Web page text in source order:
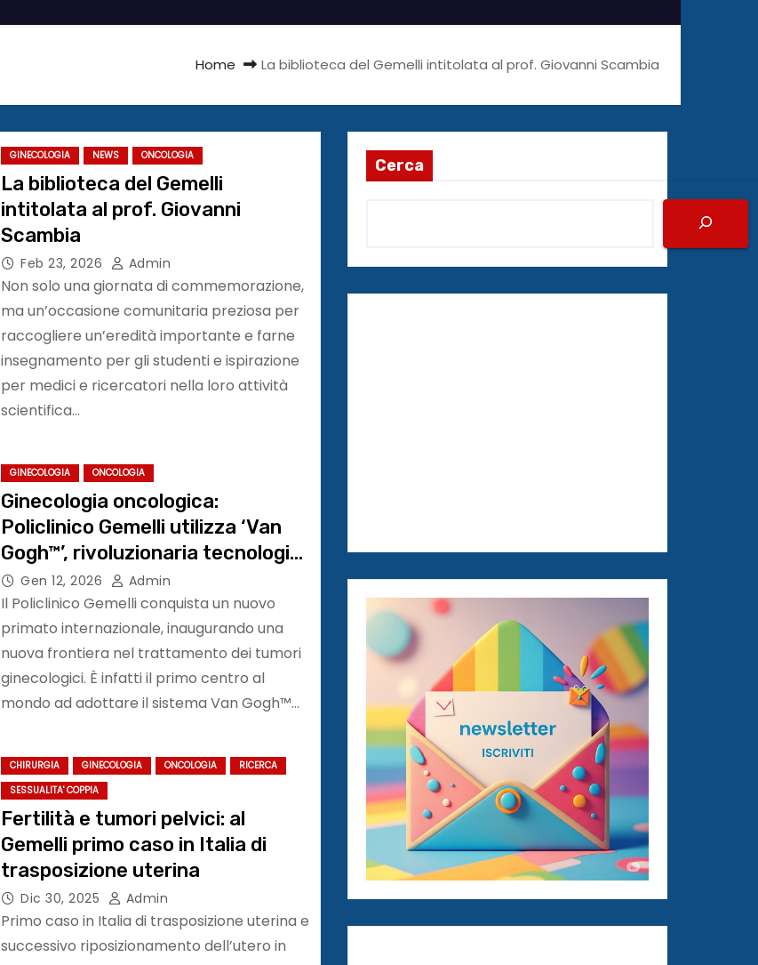
Home La biblioteca del Gemelli intitolata al prof. Giovanni Scambia
GINECOLOGIA NEWS ONCOLOGIA
La biblioteca del Gemelli
intitolata al prof. Giovanni
Scambia
Feb 23, 2026 Admin
Non solo una giornata di commemorazione,
ma un’occasione comunitaria preziosa per
raccogliere un’eredità importante e farne
insegnamento per gli studenti e ispirazione
per medici e ricercatori nella loro attività
scientifica…
GINECOLOGIA ONCOLOGIA
Ginecologia oncologica:
Policlinico Gemelli utilizza ‘Van
Gogh™’, rivoluzionaria tecnologia
di imaging intraoperatorio. E’
primo al mondo
Gen 12, 2026 Admin
Il Policlinico Gemelli conquista un nuovo
primato internazionale, inaugurando una
nuova frontiera nel trattamento dei tumori
ginecologici. È infatti il primo centro al
mondo ad adottare il sistema Van Gogh™…
CHIRURGIA GINECOLOGIA ONCOLOGIA
RICERCA
SESSUALITA' COPPIA
Fertilità e tumori pelvici: al
Gemelli primo caso in Italia di
trasposizione uterina
Dic 30, 2025 Admin
Primo caso in Italia di trasposizione uterina e
successivo riposizionamento dell’utero in
Cerca